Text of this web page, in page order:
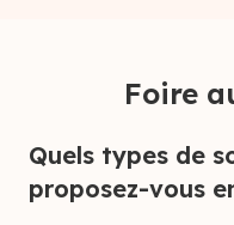
Foire
Quels types de
proposez-vous